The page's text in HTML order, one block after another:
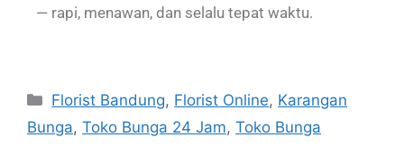
— rapi, menawan, dan selalu tepat waktu.
Florist Bandung, Florist Online, Karangan
Bunga, Toko Bunga 24 Jam, Toko Bunga